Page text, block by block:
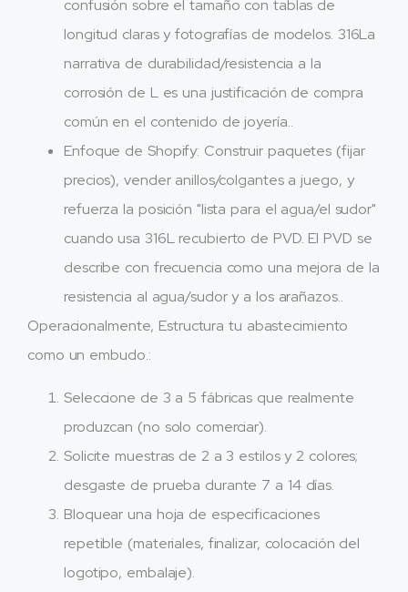
confusión sobre el tamaño con tablas de
longitud claras y fotografías de modelos. 316La
narrativa de durabilidad/resistencia a la
corrosión de L es una justificación de compra
común en el contenido de joyería..
Enfoque de Shopify: Construir paquetes (fijar
precios), vender anillos/colgantes a juego, y
refuerza la posición "lista para el agua/el sudor"
cuando usa 316L recubierto de PVD. El PVD se
describe con frecuencia como una mejora de la
resistencia al agua/sudor y a los arañazos..
Operacionalmente, Estructura tu abastecimiento
como un embudo.:
Seleccione de 3 a 5 fábricas que realmente
produzcan (no solo comerciar).​
Solicite muestras de 2 a 3 estilos y 2 colores;
desgaste de prueba durante 7 a 14 días.
Bloquear una hoja de especificaciones
repetible (materiales, finalizar, colocación del
logotipo, embalaje).​